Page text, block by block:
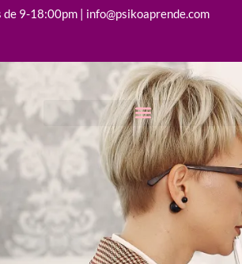
de 9-18:00pm | info@psikoaprende.com